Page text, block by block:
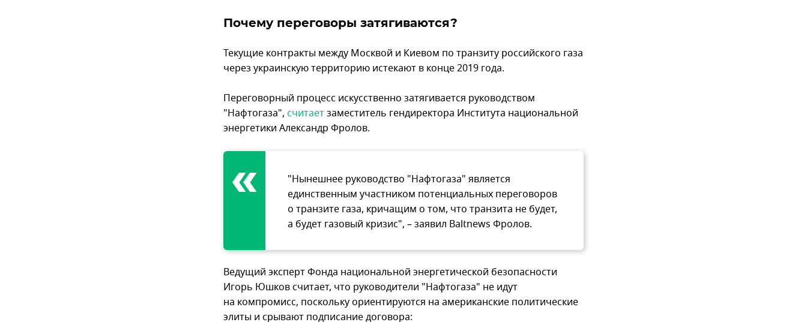
Почему переговоры затягиваются?
Текущие контракты между Москвой и Киевом по транзиту российского газа
через украинскую территорию истекают в конце 2019 года.
Переговорный процесс искусственно затягивается руководством
"Нафтогаза", считаетзаместитель гендиректора Института национальной
энергетики Александр Фролов.
"Нынешнее руководство "Нафтогаза" является
единственным участником потенциальных переговоров
о транзите газа, кричащим о том, что транзита не будет,
а будет газовый кризис", – заявил Baltnews Фролов.
Ведущий эксперт Фонда национальной энергетической безопасности
Игорь Юшков считает, что руководители "Нафтогаза" не идут
на компромисс, поскольку ориентируются на американские политические
элиты и срывают подписание договора: